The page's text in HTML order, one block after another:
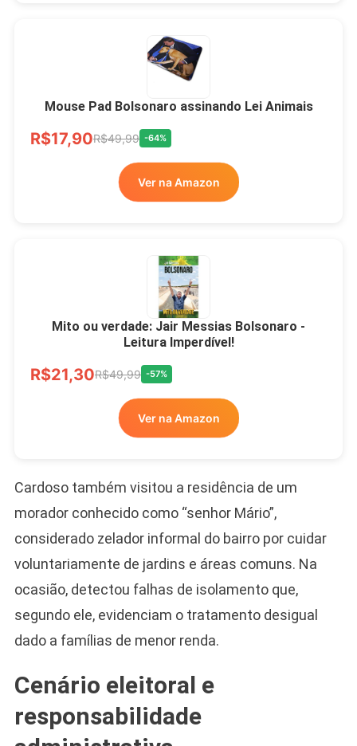
Mouse Pad Bolsonaro assinando Lei Animais
R$17,90R$49,99 -64%
Ver na Amazon
Mito ou verdade: Jair Messias Bolsonaro -
Leitura Imperdível!
R$21,30R$49,99 -57%
Ver na Amazon
Cardoso também visitou a residência de um
morador conhecido como “senhor Mário”,
considerado zelador informal do bairro por cuidar
voluntariamente de jardins e áreas comuns. Na
ocasião, detectou falhas de isolamento que,
segundo ele, evidenciam o tratamento desigual
dado a famílias de menor renda.
Cenário eleitoral e
responsabilidade